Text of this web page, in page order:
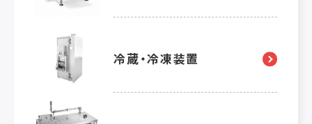
冷蔵・冷凍装置